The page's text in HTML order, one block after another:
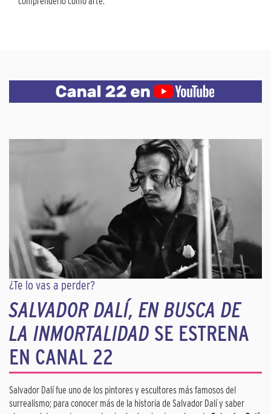
¿Te lo vas a perder?
SALVADOR DALÍ, EN BUSCA DE
LA INMORTALIDAD SE ESTRENA
EN CANAL 22
Salvador Dalí fue uno de los pintores y escultores más famosos del
surrealismo; para conocer más de la historia de Salvador Dalí y saber